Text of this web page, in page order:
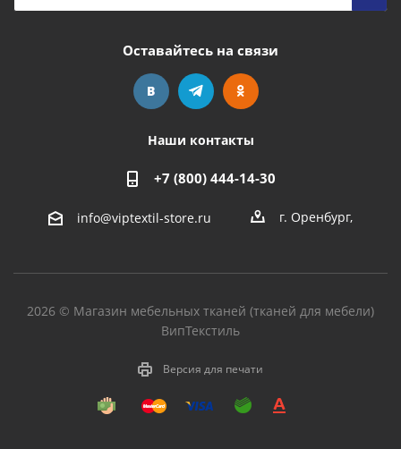
Оставайтесь на связи
Наши контакты
+7 (800) 444-14-30
info@viptextil-store.ru г. Оренбург,
2026 © Магазин мебельных тканей (тканей для мебели)
ВипТекстиль
Версия для печати